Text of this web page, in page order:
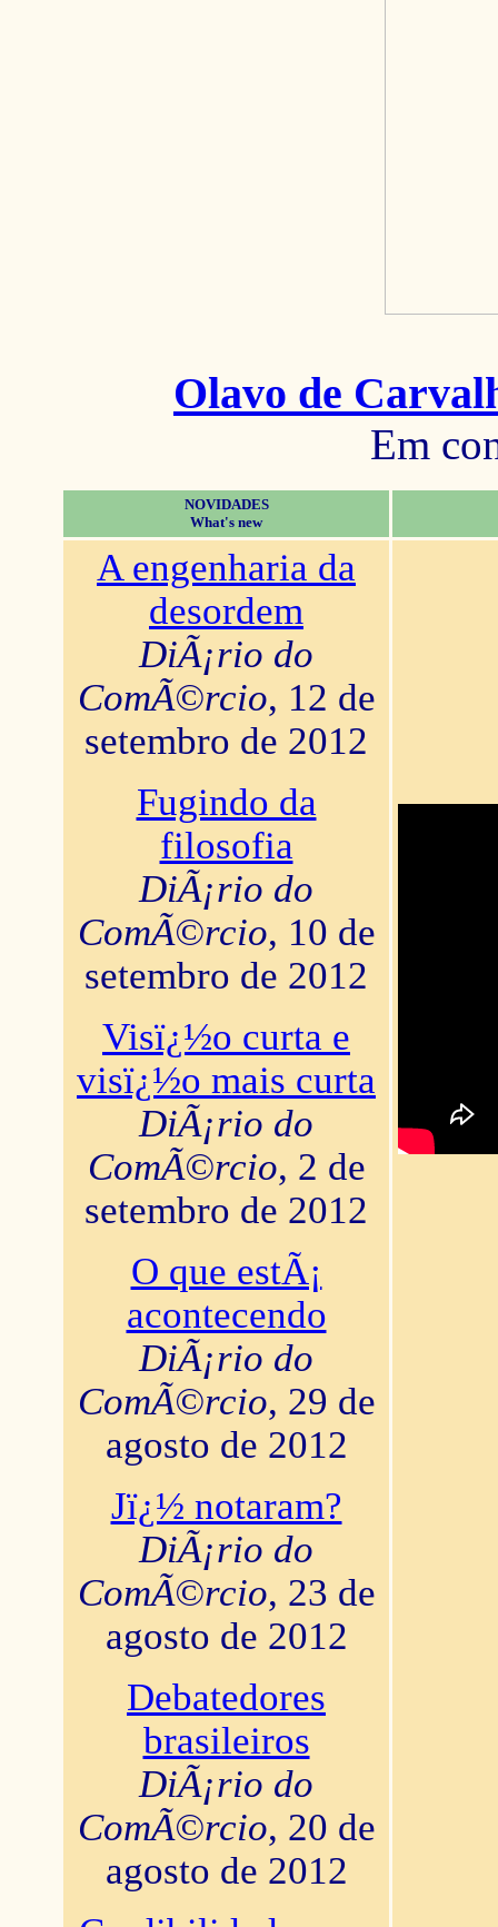
Olavo de
Em
NOVIDADES
What's new
A engenharia da
desordem
DiÃ¡rio do
ComÃ©rcio, 12 de
setembro de 2012
Fugindo da
filosofia
DiÃ¡rio do
ComÃ©rcio, 10 de
setembro de 2012
Visï¿½o curta e
visï¿½o mais curta
DiÃ¡rio do
ComÃ©rcio, 2 de
setembro de 2012
O que estÃ¡
acontecendo
DiÃ¡rio do
ComÃ©rcio, 29 de
agosto de 2012
Jï¿½ notaram?
DiÃ¡rio do
ComÃ©rcio, 23 de
agosto de 2012
Debatedores
brasileiros
DiÃ¡rio do
ComÃ©rcio, 20 de
agosto de 2012